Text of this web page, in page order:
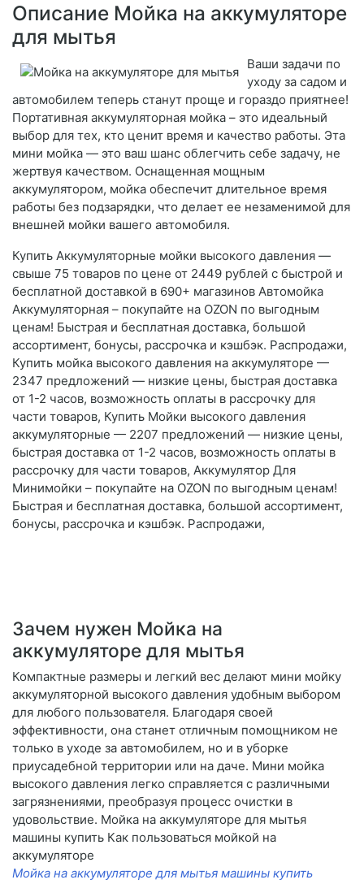
Описание Мойка на аккумуляторе
для мытья
Ваши задачи по
уходу за садом и
автомобилем теперь станут проще и гораздо приятнее!
Портативная аккумуляторная мойка – это идеальный
выбор для тех, кто ценит время и качество работы. Эта
мини мойка — это ваш шанс облегчить себе задачу, не
жертвуя качеством. Оснащенная мощным
аккумулятором, мойка обеспечит длительное время
работы без подзарядки, что делает ее незаменимой для
внешней мойки вашего автомобиля.
Купить Аккумуляторные мойки высокого давления —
свыше 75 товаров по цене от 2449 рублей с быстрой и
бесплатной доставкой в 690+ магазинов Автомойка
Аккумуляторная – покупайте на OZON по выгодным
ценам! Быстрая и бесплатная доставка, большой
ассортимент, бонусы, рассрочка и кэшбэк. Распродажи,
Купить мойка высокого давления на аккумуляторе —
2347 предложений — низкие цены, быстрая доставка
от 1-2 часов, возможность оплаты в рассрочку для
части товаров, Купить Мойки высокого давления
аккумуляторные — 2207 предложений — низкие цены,
быстрая доставка от 1-2 часов, возможность оплаты в
рассрочку для части товаров, Аккумулятор Для
Минимойки – покупайте на OZON по выгодным ценам!
Быстрая и бесплатная доставка, большой ассортимент,
бонусы, рассрочка и кэшбэк. Распродажи,
Зачем нужен Мойка на
аккумуляторе для мытья
Компактные размеры и легкий вес делают мини мойку
аккумуляторной высокого давления удобным выбором
для любого пользователя. Благодаря своей
эффективности, она станет отличным помощником не
только в уходе за автомобилем, но и в уборке
приусадебной территории или на даче. Мини мойка
высокого давления легко справляется с различными
загрязнениями, преобразуя процесс очистки в
удовольствие. Мойка на аккумуляторе для мытья
машины купить Как пользоваться мойкой на
аккумуляторе
Мойка на аккумуляторе для мытья машины купить